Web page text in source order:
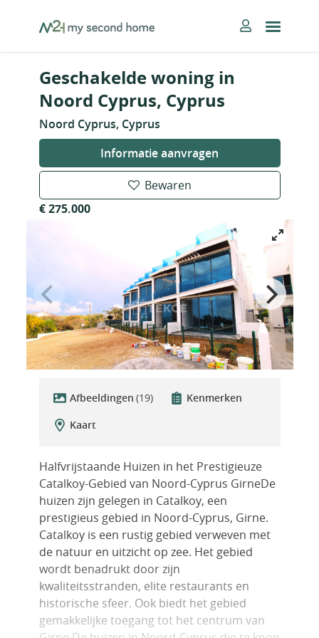
MySecondHome
Geschakelde woning in
Noord Cyprus, Cyprus
Noord Cyprus, Cyprus
Informatie aanvragen
Bewaren
€ 275.000
Afbeeldingen (19)
Kenmerken
Kaart
Halfvrijstaande Huizen in het Prestigieuze
Catalkoy-Gebied van Noord-Cyprus GirneDe
huizen zijn gelegen in Catalkoy, een
prestigieus gebied in Noord-Cyprus, Girne.
Catalkoy is een rustig gebied verweven met
de natuur en uitzicht op zee. Het gebied
wordt benadrukt door zijn
kwaliteitsstranden, elite restaurants en
historische sfeer. Ook biedt het gebied
gemakkelijke toegang tot het centrum van